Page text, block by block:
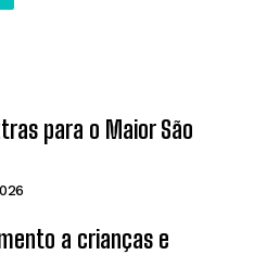
para o Maior São
a crianças e